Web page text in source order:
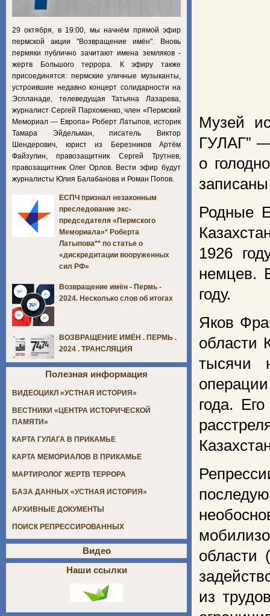
Музей
ГУЛАГ”
о
Родные
1926
немцев.
году.
Яков
области
тысячи
года.
области
из
29 октября, в 19:00, мы начнём прямой эфир
пермской акции "Возвращение имён". Вновь
пермяки публично зачитают имена земляков -
жертв Большого террора. К эфиру также
присоединятся: пермские уличные музыканты,
устроившие недавно концерт солидарности на
Эспланаде, телеведущая Татьяна Лазарева,
журналист Сергей Пархоменко, член «Пермский
Мемориал — Европа» Роберт Латыпов, историк
Тамара Эйдельман, писатель Виктор
Шендерович, юрист из Березников Артём
Файзулин, правозащитник Сергей Трутнев,
правозащитник Олег Орлов. Вести эфир будут
журналисты Юлия Балабанова и Роман Попов.
ЕСПЧ признал незаконным
преследование экс-
председателя «Пермского
Мемориала»* Роберта
Латыпова** по статье о
«дискредитации вооруженных
сил РФ»
Возвращение имён - Пермь -
2024. Несколько слов об итогах
ВОЗВРАЩЕНИЕ ИМЁН . ПЕРМЬ .
2024 . ТРАНСЛЯЦИЯ
Полезная информация
ВИДЕОЦИКЛ «УСТНАЯ ИСТОРИЯ»
ВЕСТНИКИ «ЦЕНТРА ИСТОРИЧЕСКОЙ
ПАМЯТИ»
КАРТА ГУЛАГА В ПРИКАМЬЕ
КАРТА МЕМОРИАЛОВ В ПРИКАМЬЕ
МАРТИРОЛОГ ЖЕРТВ ТЕРРОРА
БАЗА ДАННЫХ «УСТНАЯ ИСТОРИЯ»
АРХИВНЫЕ ДОКУМЕНТЫ
ПОИСК РЕПРЕССИРОВАННЫХ
Видео
Наши ссылки